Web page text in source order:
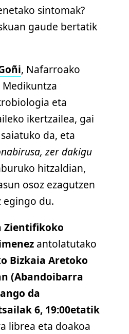
sintomak?
gaude bertatik
, Nafarroako
eta
ikertzailea, gai
da, eta
zer dakigu
hitzaldian,
osoz ezagutzen
egingo du.
Zientifikoko
antolatutako
Bizkaia Aretoko
(Abandoibarra
da
6, 19:00etatik
librea eta doakoa